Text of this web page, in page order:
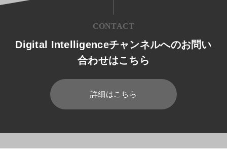
CONTACT
Digital Intelligenceチャンネルへのお問い
合わせはこちら
詳細はこちら